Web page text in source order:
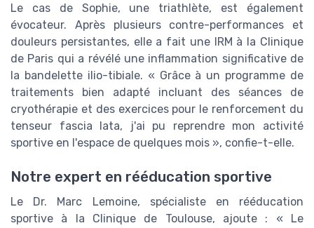
Le cas de Sophie, une triathlète, est également
évocateur. Après plusieurs contre-performances et
douleurs persistantes, elle a fait une IRM à la Clinique
de Paris qui a révélé une inflammation significative de
la bandelette ilio-tibiale. « Grâce à un programme de
traitements bien adapté incluant des séances de
cryothérapie et des exercices pour le renforcement du
tenseur fascia lata, j'ai pu reprendre mon activité
sportive en l'espace de quelques mois », confie-t-elle.
Notre expert en rééducation sportive
Le Dr. Marc Lemoine, spécialiste en rééducation
sportive à la Clinique de Toulouse, ajoute : « Le